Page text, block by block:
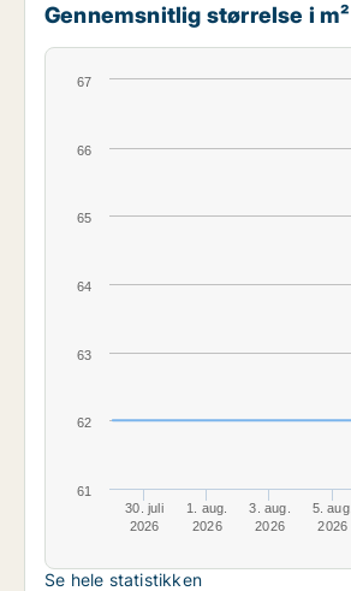
Gennemsnitlig størrelse i m²
30. juli
2026
1. aug.
2026
3. aug.
2026
5. aug.
2026
61
62
63
64
65
66
67
Se hele statistikken